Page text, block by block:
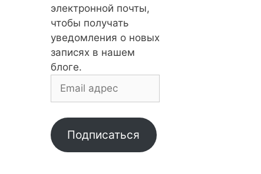
электронной почты,
чтобы получать
уведомления о новых
записях в нашем
блоге.
Email
Подписаться